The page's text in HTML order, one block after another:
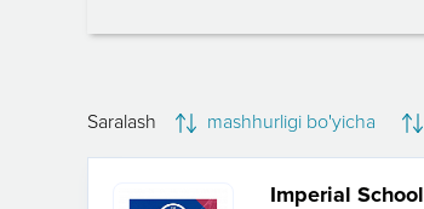
Saralash mashhurligi bo'yicha
Imperial School